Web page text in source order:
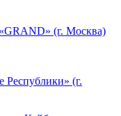
(г. Москва)
Республики» (г.